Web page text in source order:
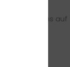
freuen uns auf